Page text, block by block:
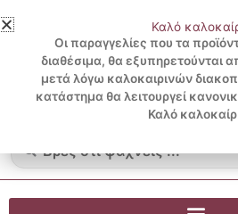
στο
περιεχόμενο
3 ΔΟΣΕΙΣ ΧΩΡΙΣ
...
Blog
Καλό
Οι παραγγελίες που τα
διαθέσιμα, θα εξυπηρετούνται
μετά λόγω καλοκαιρινών
κατάστημα θα λειτουργεί
Καλό